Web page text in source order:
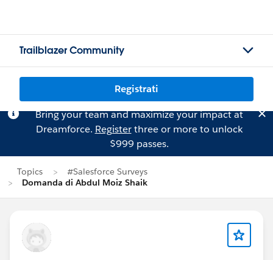
Trailblazer Community
Registrati
Bring your team and maximize your impact at
Dreamforce. Registerthree or more to unlock
$999 passes.
Topics
#Salesforce Surveys
Domanda di Abdul Moiz Shaik